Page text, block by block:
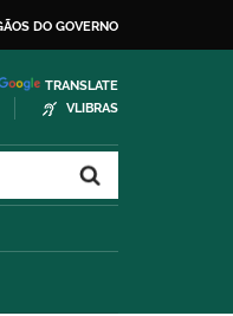
DO GOVERNO
TRANSLATE
VLIBRAS